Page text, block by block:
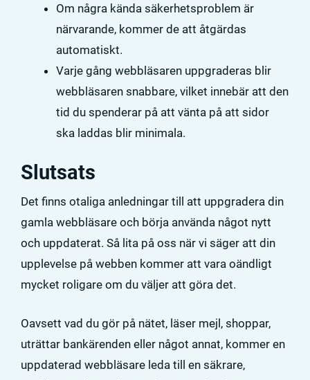
Om några kända säkerhetsproblem är
närvarande, kommer de att åtgärdas
automatiskt.
Varje gång webbläsaren uppgraderas blir
webbläsaren snabbare, vilket innebär att den
tid du spenderar på att vänta på att sidor
ska laddas blir minimala.
Slutsats
Det finns otaliga anledningar till att uppgradera din
gamla webbläsare och börja använda något nytt
och uppdaterat. Så lita på oss när vi säger att din
upplevelse på webben kommer att vara oändligt
mycket roligare om du väljer att göra det.
Oavsett vad du gör på nätet, läser mejl, shoppar,
uträttar bankärenden eller något annat, kommer en
uppdaterad webbläsare leda till en säkrare,